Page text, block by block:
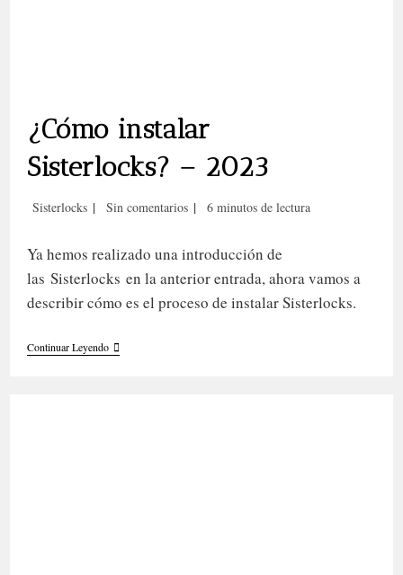
¿Cómo instalar
Sisterlocks? – 2023
Categoría
entrada:
Sisterlocks
Comentarios
entrada:
Sin comentarios
Tiempo
6 minutos de lectura
Ya hemos realizado una introducción de
las Sisterlocks en la anterior entrada, ahora vamos a
describir cómo es el proceso de instalar Sisterlocks.
Continuar Leyendo¿Cómo
Instalar